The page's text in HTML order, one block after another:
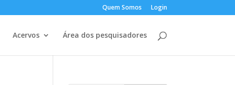
Quem Somos Login
Acervos Área dos pesquisadores